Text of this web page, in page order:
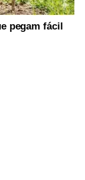
pegam fácil